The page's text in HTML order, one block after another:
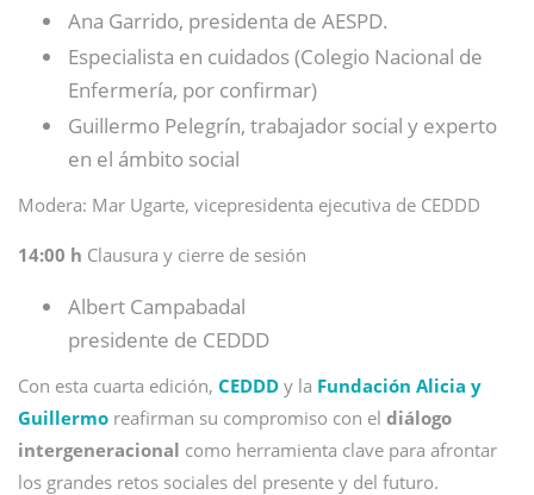
Ana Garrido, presidenta de AESPD.
Especialista en cuidados (Colegio Nacional de
Enfermería, por confirmar)
Guillermo Pelegrín, trabajador social y experto
en el ámbito social
Modera: Mar Ugarte, vicepresidenta ejecutiva de CEDDD
14:00 h Clausura y cierre de sesión
Albert Campabadal
presidente de CEDDD
Con esta cuarta edición, CEDDD y la Fundación Alicia y
Guillermo reafirman su compromiso con el diálogo
intergeneracional como herramienta clave para afrontar
los grandes retos sociales del presente y del futuro.